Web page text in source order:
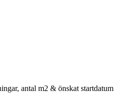
antal m2 & önskat startdatum